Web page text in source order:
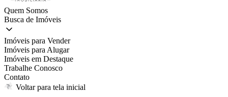
Quem Somos
Busca de Imóveis
Imóveis para Vender
Imóveis para Alugar
Imóveis em Destaque
Trabalhe Conosco
Contato
Voltar para tela inicial